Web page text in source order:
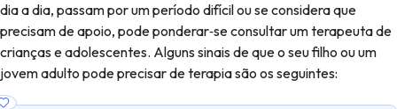
dia a dia, passam por um período difícil ou se considera que
precisam de apoio, pode ponderar‑se consultar um terapeuta de
crianças e adolescentes. Alguns sinais de que o seu filho ou um
jovem adulto pode precisar de terapia são os seguintes: